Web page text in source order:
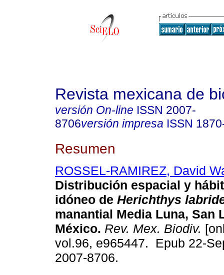
Revista mexicana de
versión On-line ISSN 2007-
8706versión impresa ISSN
Resumen
ROSSEL-RAMIREZ, David
Distribución espacial y
idóneo de Herichthys
manantial Media Luna, San
México. Rev. Mex. Biodiv.
vol.96, e965447. Epub 22-
2007-8706.